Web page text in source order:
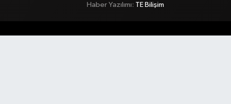
Haber Yazılımı: TE Bilişim